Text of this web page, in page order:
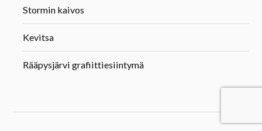
Stormin kaivos
Kevitsa
Rääpysjärvi grafiittiesiintymä